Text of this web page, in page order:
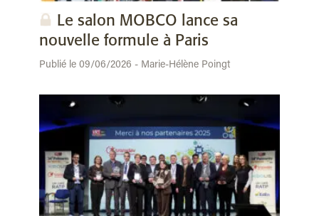
Le salon MOBCO lance sa
nouvelle formule à Paris
Publié le 09/06/2026 - Marie-Hélène Poingt